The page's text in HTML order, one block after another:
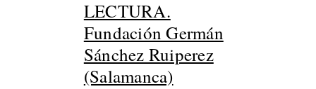
LECTURA.
Fundación Germán
Sánchez Ruiperez
(Salamanca)